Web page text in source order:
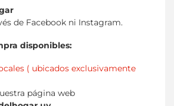
de Facebook ni Instagram.
disponibles:
( ubicados exclusivamente
página web